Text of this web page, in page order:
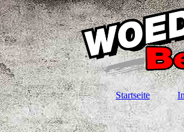
Startseite